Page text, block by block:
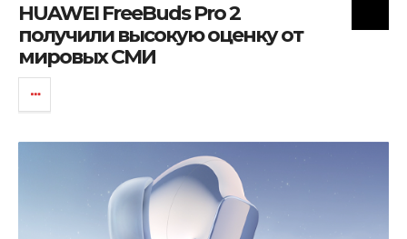
HUAWEI FreeBuds Pro 2
получили высокую оценку от
мировых СМИ